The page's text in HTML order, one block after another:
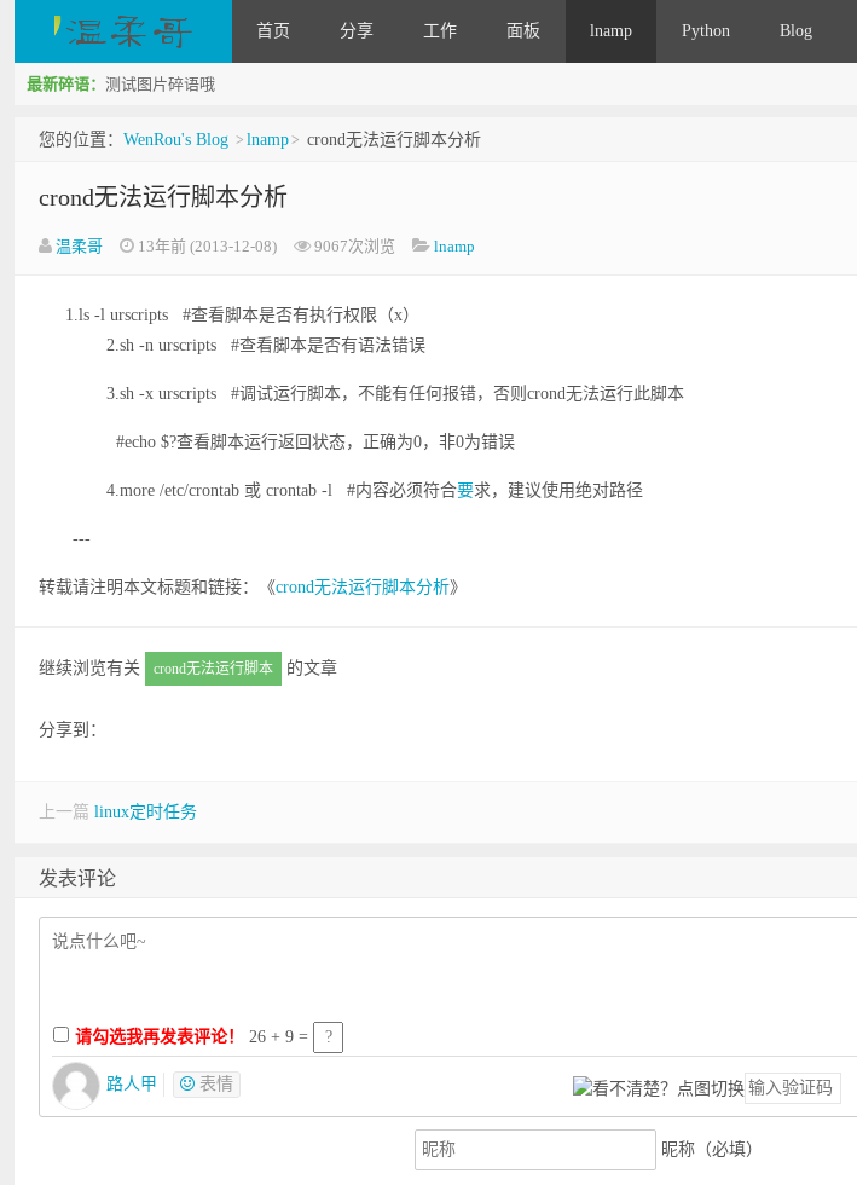
首页 分享 工作 面板 lnamp Python Blog
最新碎语： 测试图片碎语哦
您的位置： WenRou's Blog > lnamp> crond无法运行脚本分析
crond无法运行脚本分析
温柔哥 13年前 (2013-12-08) 9067次浏览 lnamp
1.ls -l urscripts #查看脚本是否有执行权限（x）
2.sh -n urscripts #查看脚本是否有语法错误
3.sh -x urscripts #调试运行脚本，不能有任何报错，否则crond无法运行此脚本
#echo $?查看脚本运行返回状态，正确为0，非0为错误
4.more /etc/crontab 或 crontab -l #内容必须符合要求，建议使用绝对路径
---
转载请注明本文标题和链接：《crond无法运行脚本分析》
继续浏览有关 crond无法运行脚本 的文章
分享到：
上一篇 linux定时任务
发表评论
请勾选我再发表评论！ 26 + 9 =
路人甲 表情
昵称（必填）